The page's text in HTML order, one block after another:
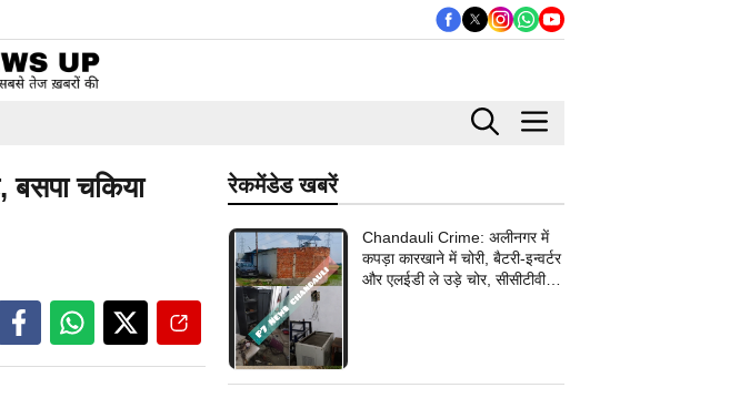
बसपा चकिया
रेकमेंडेड खबरें
Chandauli Crime: अलीनगर में
कपड़ा कारखाने में चोरी, बैटरी-इन्वर्टर
और एलईडी ले उड़े चोर, सीसीटीवी